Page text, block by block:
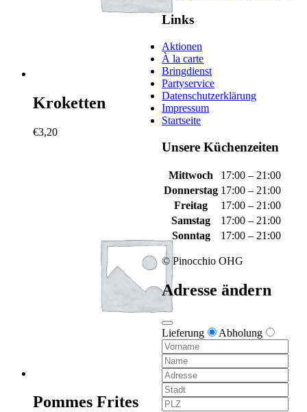
Kroketten
€3,20
Pommes Frites
Links
Aktionen
À la carte
Bringdienst
Partyservice
Datenschutzerklärung
Impressum
Startseite
Unsere Küchenzeiten
Mittwoch
17:00 – 21:00
Donnerstag 17:00 – 21:00
Freitag
17:00 – 21:00
Samstag
17:00 – 21:00
Sonntag
17:00 – 21:00
© Pinocchio OHG
Adresse ändern
Lieferung Abholung